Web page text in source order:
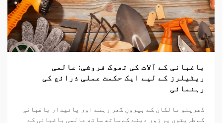
باغبانی کے آلات کی تھوک فروشی: عالمی
ریٹیلرز کے لیے ایک حکمت عملی ذرائع کی
رہنمائی
گھریلو مالکان کے بیرونِ گھر رہنے اور پائیدار باغبانی
کے طریقوں پر زور دینے کے ساتھ ساتھ عالمی باغبانی کے